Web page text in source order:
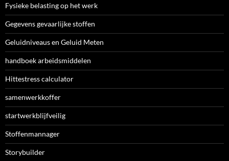
Fysieke belasting op het werk
Gegevens gevaarlijke stoffen
Geluidniveaus en Geluid Meten
handboek arbeidsmiddelen
Hittestress calculator
samenwerkkoffer
startwerkblijfveilig
Stoffenmannager
Storybuilder